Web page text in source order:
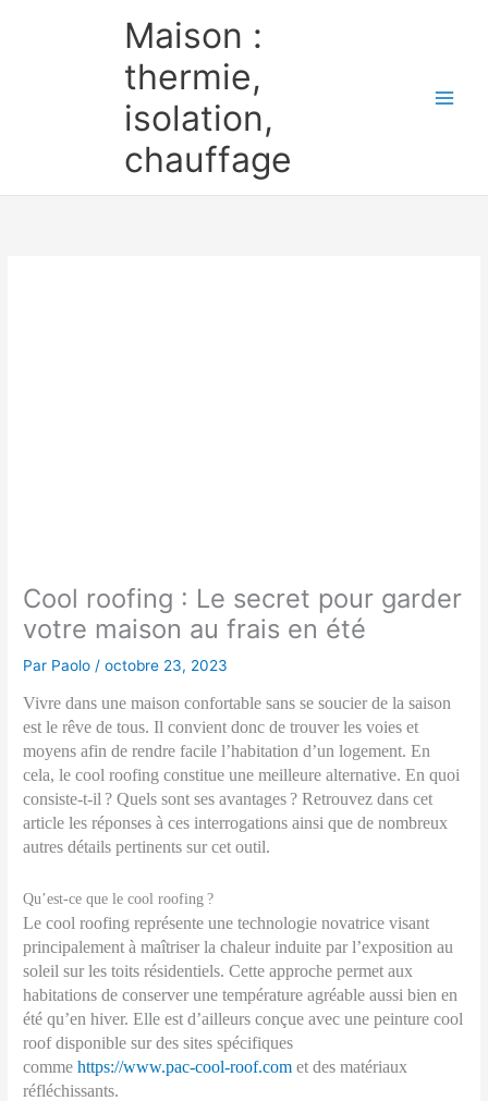
Maison :
thermie,
isolation,
chauffage
Cool roofing : Le secret pour garder
votre maison au frais en été
Par Paolo/octobre 23, 2023
Vivre dans une maison confortable sans se soucier de la saison
est le rêve de tous. Il convient donc de trouver les voies et
moyens afin de rendre facile l’habitation d’un logement. En
cela, le cool roofing constitue une meilleure alternative. En quoi
consiste-t-il ? Quels sont ses avantages ? Retrouvez dans cet
article les réponses à ces interrogations ainsi que de nombreux
autres détails pertinents sur cet outil.
Qu’est-ce que le cool roofing ?
Le cool roofing représente une technologie novatrice visant
principalement à maîtriser la chaleur induite par l’exposition au
soleil sur les toits résidentiels. Cette approche permet aux
habitations de conserver une température agréable aussi bien en
été qu’en hiver. Elle est d’ailleurs conçue avec une peinture cool
roof disponible sur des sites spécifiques
commehttps://www.pac-cool-roof.com et des matériaux
réfléchissants.